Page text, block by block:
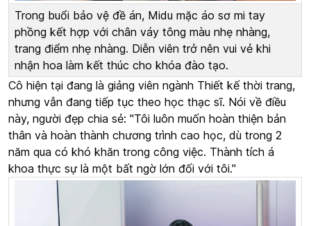
Trong buổi bảo vệ đề án, Midu mặc áo sơ mi tay
phồng kết hợp với chân váy tông màu nhẹ nhàng,
trang điểm nhẹ nhàng. Diễn viên trở nên vui vẻ khi
nhận hoa làm kết thúc cho khóa đào tạo.
Cô hiện tại đang là giảng viên ngành Thiết kế thời trang,
nhưng vẫn đang tiếp tục theo học thạc sĩ. Nói về điều
này, người đẹp chia sẻ: "Tôi luôn muốn hoàn thiện bản
thân và hoàn thành chương trình cao học, dù trong 2
năm qua có khó khăn trong công việc. Thành tích á
khoa thực sự là một bất ngờ lớn đối với tôi."